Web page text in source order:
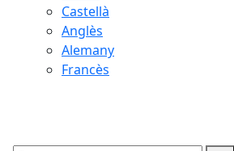
Castellà
Anglès
Alemany
Francès